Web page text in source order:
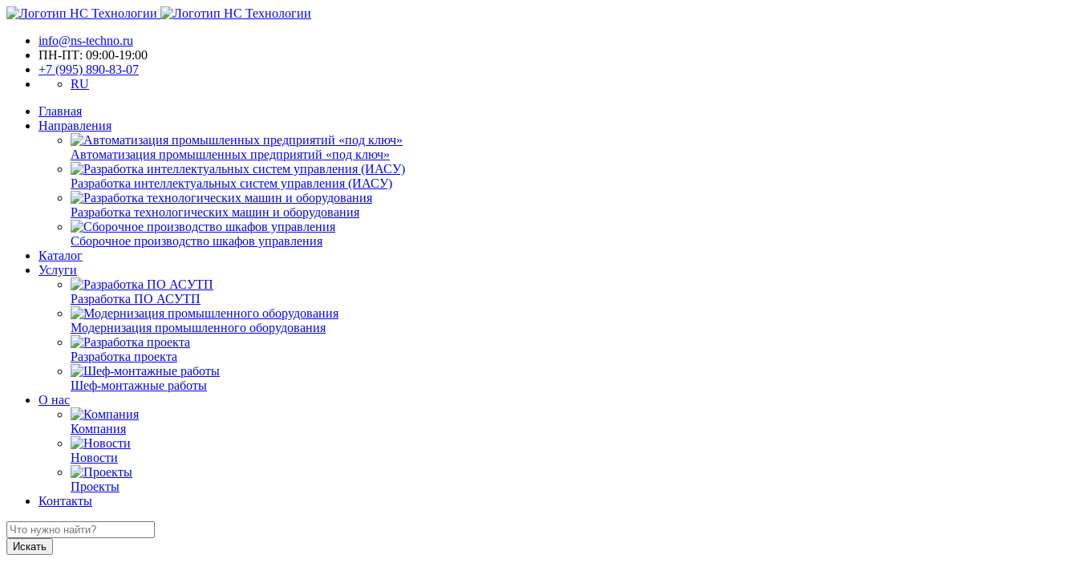
info@ns-techno.ru
ПН-ПТ: 09:00-19:00
+7 (995) 890-83-07
RU
Главная
Направления
Автоматизация промышленных предприятий «под ключ»
Разработка интеллектуальных систем управления (ИАСУ)
Разработка технологических машин и оборудования
Сборочное производство шкафов управления
Каталог
Услуги
Разработка ПО АСУТП
Модернизация промышленного оборудования
Разработка проекта
Шеф-монтажные работы
О нас
Компания
Новости
Проекты
Контакты